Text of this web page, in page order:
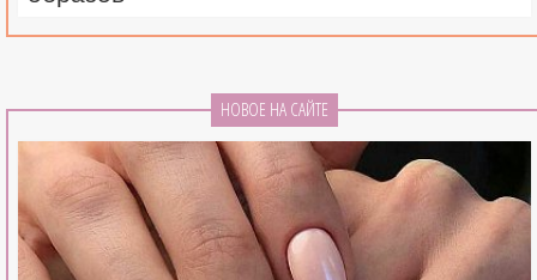
НОВОЕ НА САЙТЕ